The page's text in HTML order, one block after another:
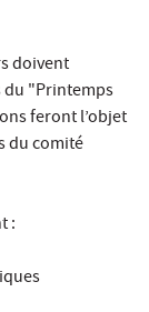
doivent
du "Printemps
feront l’objet
du comité
: